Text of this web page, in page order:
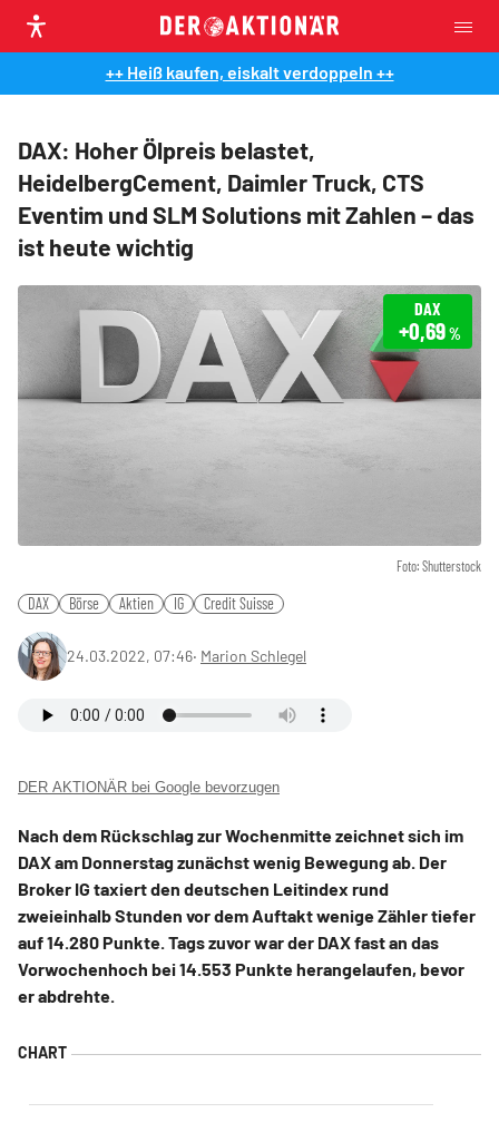
++ Heiß kaufen, eiskalt verdoppeln ++
DAX: Hoher Ölpreis belastet,
HeidelbergCement, Daimler Truck, CTS
Eventim und SLM Solutions mit Zahlen – das
ist heute wichtig
Foto: Shutterstock
DAX
+0,69%
DAX Börse Aktien IG Credit Suisse
24.03.2022, 07:46‧ Marion Schlegel
DER AKTIONÄR bei Google bevorzugen
Nach dem Rückschlag zur Wochenmitte zeichnet sich im
DAX am Donnerstag zunächst wenig Bewegung ab. Der
Broker IG taxiert den deutschen Leitindex rund
zweieinhalb Stunden vor dem Auftakt wenige Zähler tiefer
auf 14.280 Punkte. Tags zuvor war der DAX fast an das
Vorwochenhoch bei 14.553 Punkte herangelaufen, bevor
er abdrehte.